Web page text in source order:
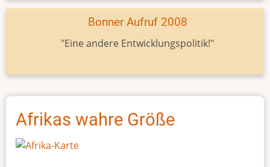
Bonner Aufruf 2008
"Eine andere Entwicklungspolitik!"
Afrikas wahre Größe